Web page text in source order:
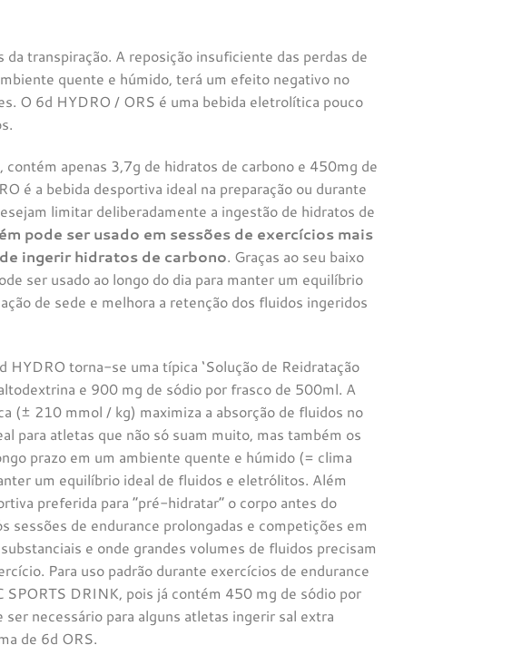
transpiração. A reposição insuficiente das perdas de
quente e húmido, terá um efeito negativo no
O 6d HYDRO / ORS é uma bebida eletrolítica pouco
apenas 3,7g de hidratos de carbono e 450mg de
é a bebida desportiva ideal na preparação ou durante
limitar deliberadamente a ingestão de hidratos de
pode ser usado em sessões de exercícios mais
ingerir hidratos de carbono. Graças ao seu baixo
ser usado ao longo do dia para manter um equilíbrio
de sede e melhora a retenção dos fluidos ingeridos
torna-se uma típica ‘Solução de Reidratação
e 900 mg de sódio por frasco de 500ml. A
(± 210 mmol / kg) maximiza a absorção de fluidos no
para atletas que não só suam muito, mas também os
prazo em um ambiente quente e húmido (= clima
um equilíbrio ideal de fluidos e eletrólitos. Além
preferida para “pré-hidratar” o corpo antes do
sessões de endurance prolongadas e competições em
e onde grandes volumes de fluidos precisam
Para uso padrão durante exercícios de endurance
DRINK, pois já contém 450 mg de sódio por
necessário para alguns atletas ingerir sal extra
de 6d ORS.